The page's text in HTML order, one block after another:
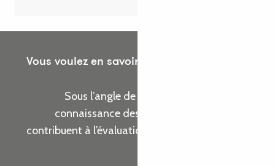
Vous voulez en savoir plus sur les actions de
Sous l’angle de cinq thématiques, prenez
connaissance des indicateurs d’activité qui
contribuent à l’évaluation de la réalisation de nos